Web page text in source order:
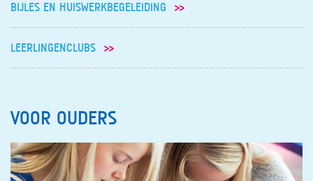
BIJLES EN HUISWERKBEGELEIDING
LEERLINGENCLUBS
VOOR OUDERS